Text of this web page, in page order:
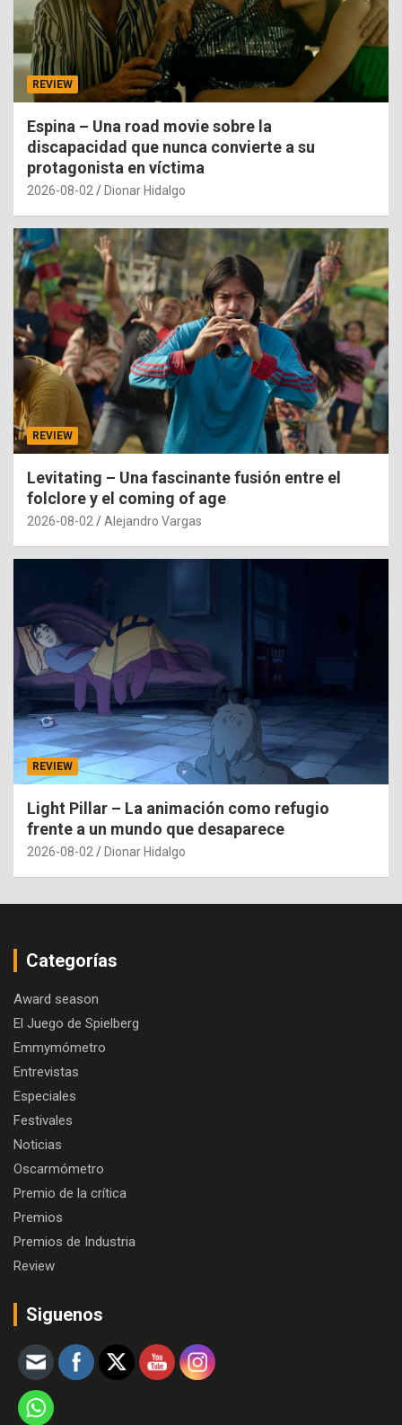
REVIEW
Espina – Una road movie sobre la
discapacidad que nunca convierte a su
protagonista en víctima
2026-08-02 Dionar Hidalgo
REVIEW
Levitating – Una fascinante fusión entre el
folclore y el coming of age
2026-08-02 Alejandro Vargas
REVIEW
Light Pillar – La animación como refugio
frente a un mundo que desaparece
2026-08-02 Dionar Hidalgo
Categorías
Award season
El Juego de Spielberg
Emmymómetro
Entrevistas
Especiales
Festivales
Noticias
Oscarmómetro
Premio de la crítica
Premios
Premios de Industria
Review
Siguenos